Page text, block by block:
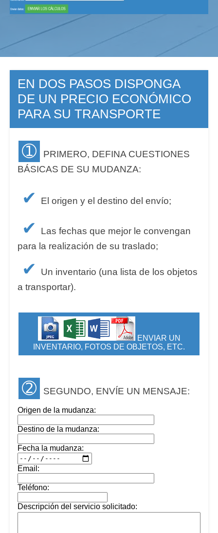
EN DOS PASOS DISPONGA
DE UN PRECIO ECONÓMICO
PARA SU TRANSPORTE
➀
PRIMERO, DEFINA CUESTIONES
BÁSICAS DE SU MUDANZA:
✔ El origen y el destino del envío;
✔
Las fechas que mejor le convengan
para la realización de su traslado;
✔
Un inventario (una lista de los objetos
a transportar).
ENVIAR UN
INVENTARIO, FOTOS DE OBJETOS, ETC.
➁ SEGUNDO, ENVÍE UN MENSAJE:
Origen de la mudanza:
Destino de la mudanza:
Fecha la mudanza:
Email:
Teléfono:
Descripción del servicio solicitado: